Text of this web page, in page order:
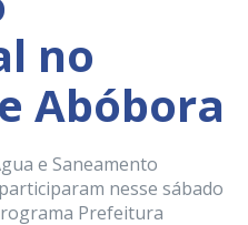
no
Abóbora
e Saneamento
nesse sábado
Prefeitura